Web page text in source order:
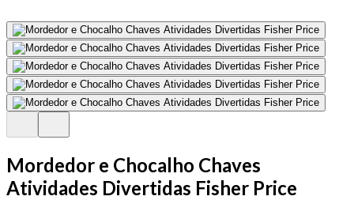
Mordedor e Chocalho Chaves
Atividades Divertidas Fisher Price